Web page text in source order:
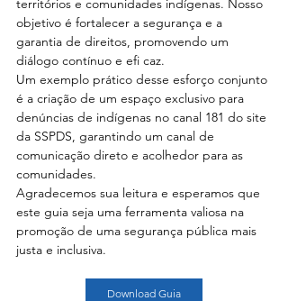
objetivo é fortalecer a segurança e a
garantia de direitos, promovendo um
diálogo contínuo e efi caz.
Um exemplo prático desse esforço conjunto
é a criação de um espaço exclusivo para
denúncias de indígenas no canal 181 do site
da SSPDS, garantindo um canal de
comunicação direto e acolhedor para as
comunidades.
Agradecemos sua leitura e esperamos que
este guia seja uma ferramenta valiosa na
promoção de uma segurança pública mais
justa e inclusiva.
Download Guia